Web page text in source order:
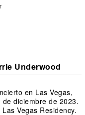
Underwood
en Las Vegas,
diciembre de 2023.
Vegas Residency.